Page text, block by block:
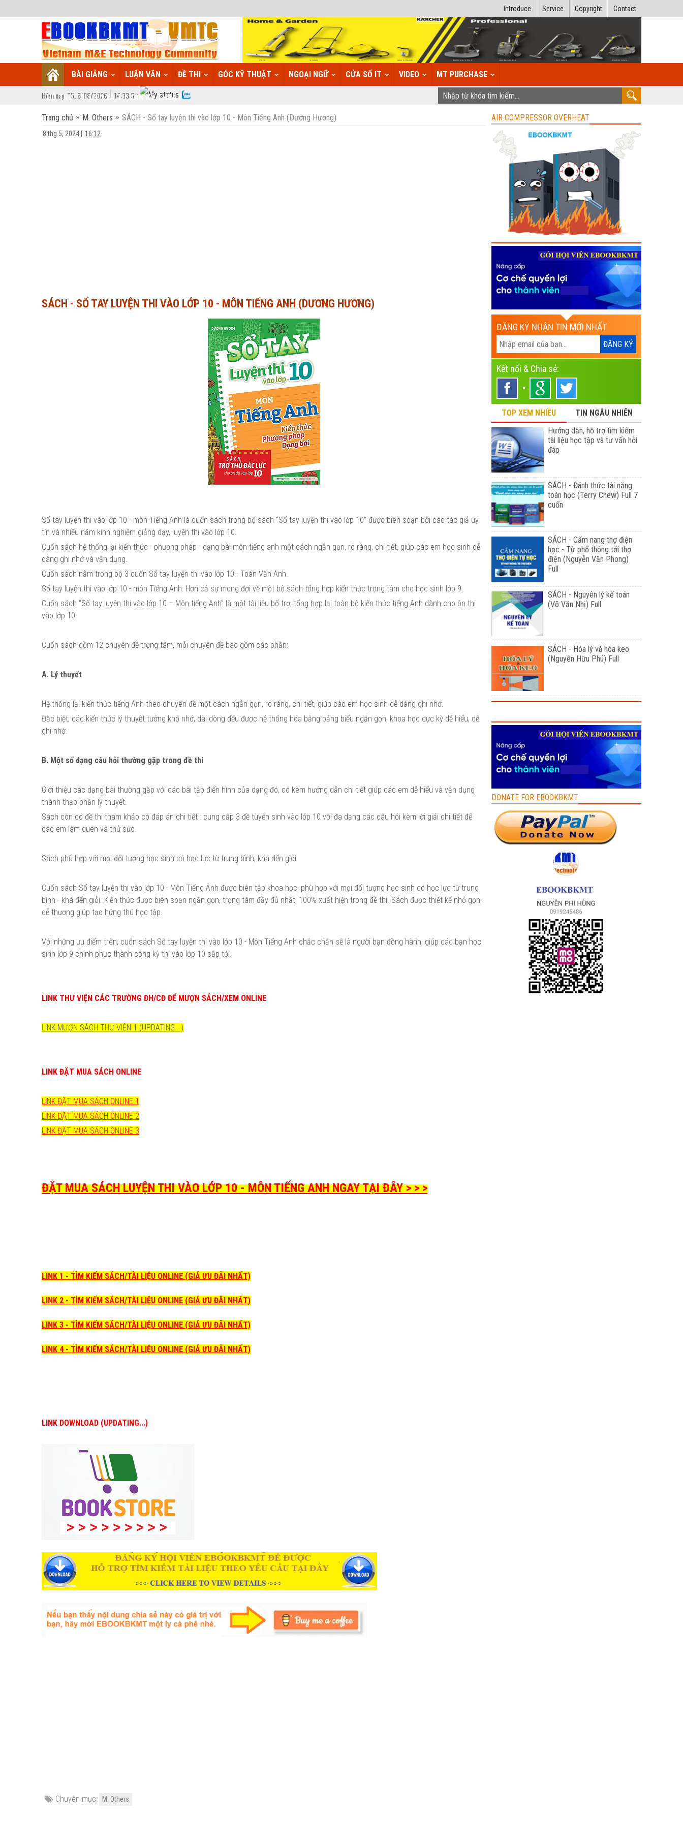
Contact
Copyright
Service
Introduce
BÀI GIẢNG LUẬN VĂN ĐỀ THI GÓC KỸ THUẬT NGOẠI NGỮ CỬA SỔ IT VIDEO MT PURCHASE
HỖ TRỢ TÀI LIỆU VÀ TƯ VẤN KỸ THUẬT
Hôm nay: T5, 6/08/2026 14:33:33
Trang chủ M. Others SÁCH - Sổ tay luyện thi vào lớp 10 - Môn Tiếng Anh (Dương Hương)
8 thg 5, 2024 16:12
SÁCH - SỔ TAY LUYỆN THI VÀO LỚP 10 - MÔN TIẾNG ANH (DƯƠNG HƯƠNG)
Sổ tay luyện thi vào lớp 10 - môn Tiếng Anh là cuốn sách trong bộ sách “Sổ tay luyện thi vào lớp 10” được biên soạn bởi các tác giả uy
tín và nhiều năm kinh nghiệm giảng dạy, luyện thi vào lớp 10.
Cuốn sách hệ thống lại kiến thức - phương pháp - dạng bài môn tiếng anh một cách ngắn gọn, rõ ràng, chi tiết, giúp các em học sinh dễ
dàng ghi nhớ và vận dụng.
Cuốn sách nằm trong bộ 3 cuốn Sổ tay luyện thi vào lớp 10 - Toán Văn Anh.
Sổ tay luyện thi vào lớp 10 - môn Tiếng Anh: Hơn cả sự mong đợi về một bộ sách tổng hợp kiến thức trọng tâm cho học sinh lớp 9.
Cuốn sách “Sổ tay luyện thi vào lớp 10 – Môn tiếng Anh” là một tài liệu bổ trợ, tổng hợp lại toàn bộ kiến thức tiếng Anh dành cho ôn thi
vào lớp 10.
Cuốn sách gồm 12 chuyên đề trọng tâm, mỗi chuyên đề bao gồm các phần:
A. Lý thuyết
Hệ thống lại kiến thức tiếng Anh theo chuyên đề một cách ngắn gọn, rõ ràng, chi tiết, giúp các em học sinh dễ dàng ghi nhớ.
Đặc biệt, các kiến thức lý thuyết tưởng khó nhớ, dài dòng đều được hệ thống hóa bằng bảng biểu ngắn gọn, khoa học cực kỳ dễ hiểu, dễ
ghi nhớ.
B. Một số dạng câu hỏi thường gặp trong đề thi
Giới thiệu các dạng bài thường gặp với các bài tập điển hình của dạng đó, có kèm hướng dẫn chi tiết giúp các em dễ hiểu và vận dụng
thành thạo phần lý thuyết.
Sách còn có đề thi tham khảo có đáp án chi tiết : cung cấp 3 đề tuyển sinh vào lớp 10 với đa dạng các câu hỏi kèm lời giải chi tiết để
các em làm quen và thử sức.
Sách phù hợp với mọi đối tượng học sinh có học lực từ trung bình, khá đến giỏi
Cuốn sách Sổ tay luyện thi vào lớp 10 - Môn Tiếng Anh được biên tập khoa học, phù hợp với mọi đối tượng học sinh có học lực từ trung
bình - khá đến giỏi. Kiến thức được biên soạn ngắn gọn, trọng tâm đầy đủ nhất, 100% xuất hiện trong đề thi. Sách được thiết kế nhỏ gọn,
dễ thương giúp tạo hứng thú học tập.
Với những ưu điểm trên, cuốn sách Sổ tay luyện thi vào lớp 10 - Môn Tiếng Anh chắc chắn sẽ là người bạn đồng hành, giúp các bạn học
sinh lớp 9 chinh phục thành công kỳ thi vào lớp 10 sắp tới.
LINK THƯ VIỆN CÁC TRƯỜNG ĐH/CĐ ĐỂ MƯỢN SÁCH/XEM ONLINE
LINK MƯỢN SÁCH THƯ VIỆN 1 (UPDATING...)
LINK ĐẶT MUA SÁCH ONLINE
LINK ĐẶT MUA SÁCH ONLINE 1
LINK ĐẶT MUA SÁCH ONLINE 2
LINK ĐẶT MUA SÁCH ONLINE 3
ĐẶT MUA SÁCH LUYỆN THI VÀO LỚP 10 - MÔN TIẾNG ANH NGAY TẠI ĐÂY > > >
LINK 1 - TÌM KIẾM SÁCH/TÀI LIỆU ONLINE (GIÁ ƯU ĐÃI NHẤT)
LINK 2 - TÌM KIẾM SÁCH/TÀI LIỆU ONLINE (GIÁ ƯU ĐÃI NHẤT)
LINK 3 - TÌM KIẾM SÁCH/TÀI LIỆU ONLINE (GIÁ ƯU ĐÃI NHẤT)
LINK 4 - TÌM KIẾM SÁCH/TÀI LIỆU ONLINE (GIÁ ƯU ĐÃI NHẤT)
LINK DOWNLOAD (UPDATING...)
Chuyên mục: M. Others
AIR COMPRESSOR OVERHEAT
ĐĂNG KÝ NHẬN TIN MỚI NHẤT
Kết nối & Chia sẻ:
TOP XEM NHIỀU
TIN NGẪU NHIÊN
Hướng dẫn, hỗ trợ tìm kiếm
tài liệu học tập và tư vấn hỏi
đáp
SÁCH - Đánh thức tài năng
toán học (Terry Chew) Full 7
cuốn
SÁCH - Cẩm nang thợ điện
học - Từ phổ thông tới thợ
điện (Nguyễn Văn Phong)
Full
SÁCH - Nguyên lý kế toán
(Võ Văn Nhị) Full
SÁCH - Hóa lý và hóa keo
(Nguyễn Hữu Phú) Full
DONATE FOR EBOOKBKMT